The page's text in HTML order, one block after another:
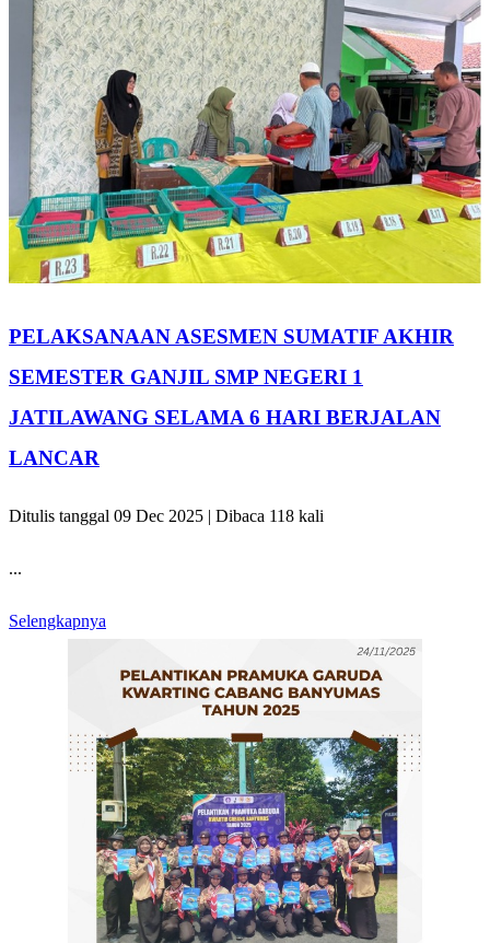
PELAKSANAAN ASESMEN SUMATIF AKHIR
SEMESTER GANJIL SMP NEGERI 1
JATILAWANG SELAMA 6 HARI BERJALAN
LANCAR
Ditulis tanggal 09 Dec 2025 | Dibaca 118 kali
...
Selengkapnya